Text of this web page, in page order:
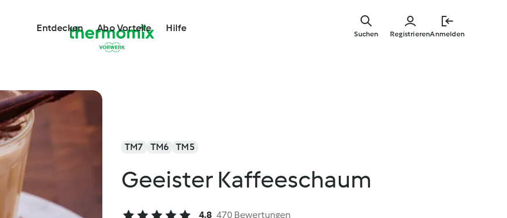
springen
Entdecken Abo Vorteile Hilfe
RegistrierenAnmelden
Suchen
TM7 TM6 TM5
Geeister Kaffeeschaum
4.8 470 Bewertungen